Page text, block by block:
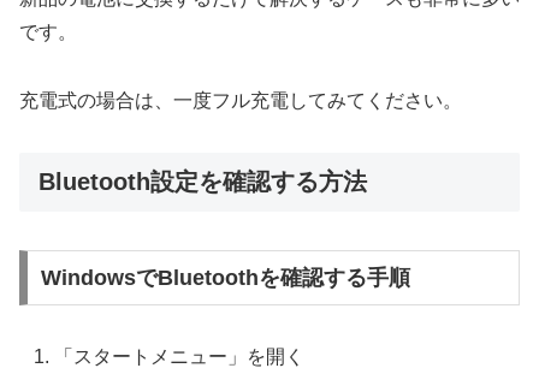
です。
充電式の場合は、一度フル充電してみてください。
Bluetooth設定を確認する方法
WindowsでBluetoothを確認する手順
「スタートメニュー」を開く